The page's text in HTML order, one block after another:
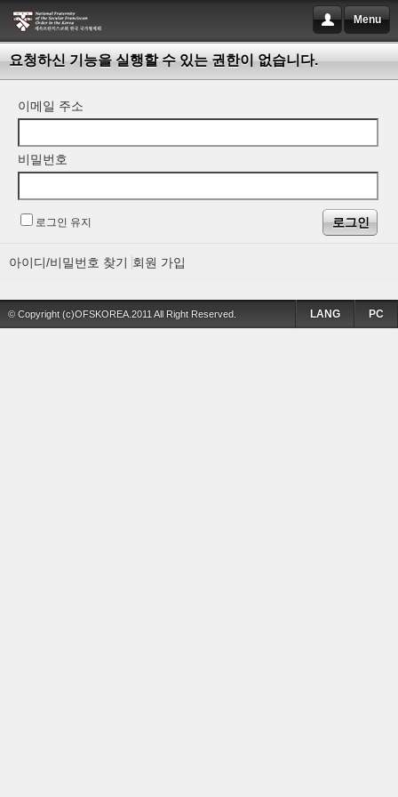
Menu
요청하신 기능을 실행할 수 있는 권한이 없습니다.
이메일 주소
비밀번호
로그인 유지
아이디/비밀번호 찾기 회원 가입
© Copyright (c)OFSKOREA.2011 All Right Reserved. PC
LANG